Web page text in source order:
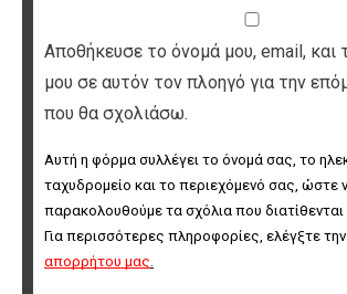
Αποθήκευσε το όνομά μου, email, και
μου σε αυτόν τον πλοηγό για την
που θα σχολιάσω.
Αυτή η φόρμα συλλέγει το όνομά σας, το
ταχυδρομείο και το περιεχόμενό σας, ώστε
παρακολουθούμε τα σχόλια που διατίθενται
Για περισσότερες πληροφορίες, ελέγξτε την
απορρήτου μας